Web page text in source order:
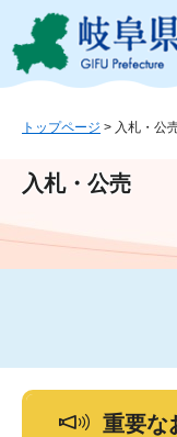
ジ
ュ
文
トップページ > 入札・公
入札・公売
重要な